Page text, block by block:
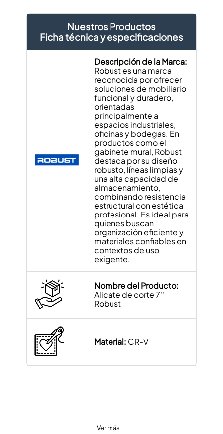
Nuestros Productos
Ficha técnica y especificaciones
Descripción de la Marca:
Robust es una marca
reconocida por ofrecer
soluciones de mobiliario
funcional y duradero,
orientadas
principalmente a
espacios industriales,
oficinas y bodegas. En
productos como el
gabinete mural, Robust
destaca por su diseño
robusto, líneas limpias y
una alta capacidad de
almacenamiento,
combinando resistencia
estructural con estética
profesional. Es ideal para
quienes buscan
organización eficiente y
materiales confiables en
contextos de uso
exigente.
Nombre del Producto:
Alicate de corte 7''
Robust
Material: CR-V
Ver más